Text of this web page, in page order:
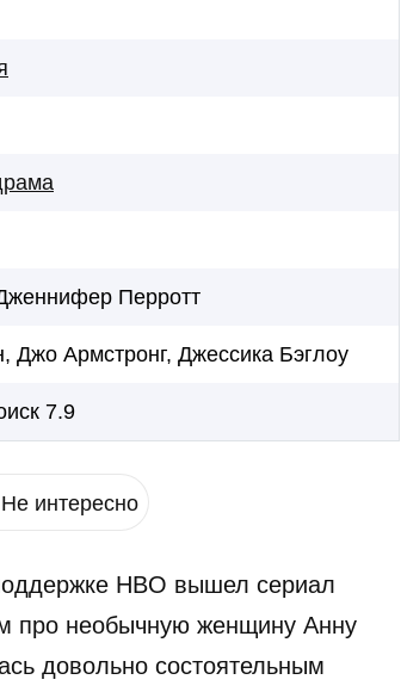
Перротт
Джо Армстронг, Джессика Бэглоу
7.9
Не интересно
HBO вышел сериал
про необычную женщину Анну
довольно состоятельным